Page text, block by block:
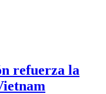
refuerza la